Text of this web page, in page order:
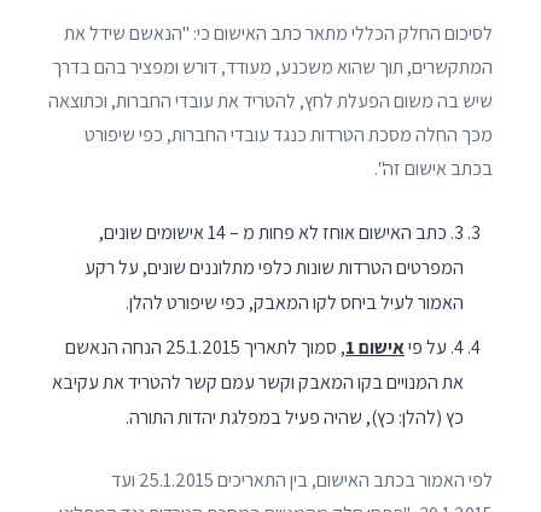
לסיכום החלק הכללי מתאר כתב האישום כי: "הנאשם שידל את
המתקשרים, תוך שהוא משכנע, מעודד, דורש ומפציר בהם בדרך
שיש בה משום הפעלת לחץ, להטריד את עובדי החברות, וכתוצאה
מכך החלה מסכת הטרדות כנגד עובדי החברות, כפי שיפורט
בכתב אישום זה".
3. כתב האישום אוחז לא פחות מ – 14 אישומים שונים,
המפרטים הטרדות שונות כלפי מתלוננים שונים, על רקע
האמור לעיל ביחס לקו המאבק, כפי שיפורט להלן.
4. על פי
אישום 1
, סמוך לתאריך 25.1.2015 הנחה הנאשם
את המנויים בקו המאבק וקשר עמם קשר להטריד את עקיבא
כץ (להלן: כץ), שהיה פעיל במפלגת יהדות התורה.
לפי האמור בכתב האישום, בין התאריכים 25.1.2015 ועד